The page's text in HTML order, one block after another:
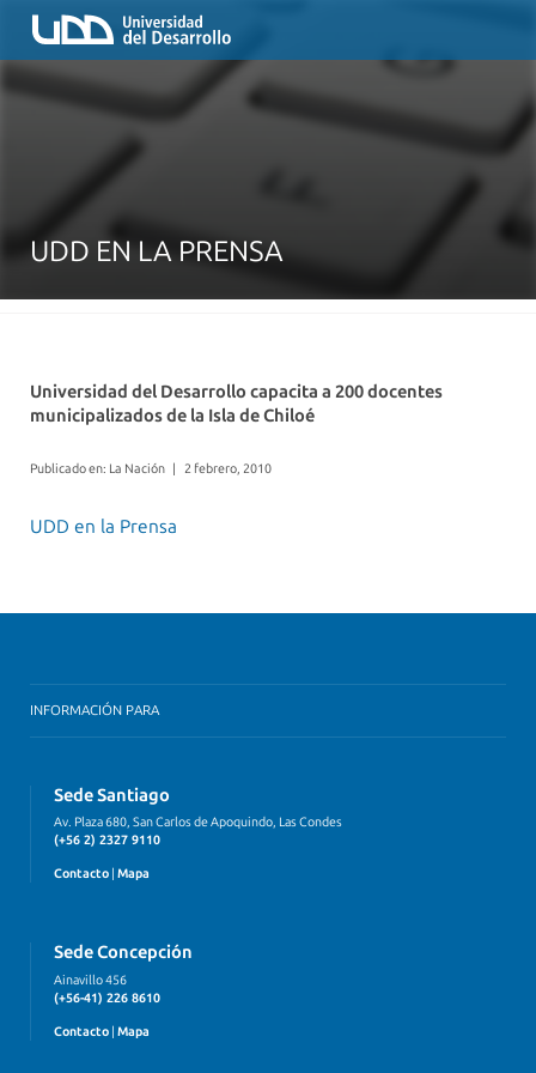
UDD EN LA PRENSA
Universidad del Desarrollo capacita a 200 docentes
municipalizados de la Isla de Chiloé
Publicado en: La Nación | 2 febrero, 2010
UDD en la Prensa
INFORMACIÓN PARA
Sede Santiago
Av. Plaza 680, San Carlos de Apoquindo, Las Condes
(+56 2) 2327 9110
Contacto Mapa
Sede Concepción
Ainavillo 456
(+56-41) 226 8610
Contacto | Mapa